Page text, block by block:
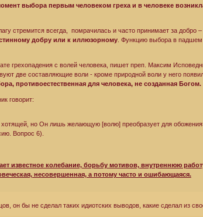
выбора первым человеком греха и в человеке
стремится всегда, помрачилась и часто принимает за добро –
добру или к иллюзорному. Функцию выбора в падшем
грехопадения с волей человека, пишет преп. Максим
две составляющие воли - кроме природной воли у него
противоестественная для человека, не созданная Богом.
говорит:
но Он лишь желающую [волю] преобразует для
Вопрос 6).
известное колебание, борьбу мотивов, внутреннюю
несовершенная, а потому часто и ошибающаяся.
он бы не сделал таких идиотских выводов, какие сделал из